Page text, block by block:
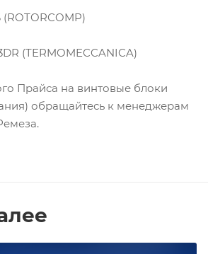
(TERMOMECCANICA)
Прайса на винтовые блоки
обращайтесь к менеджерам